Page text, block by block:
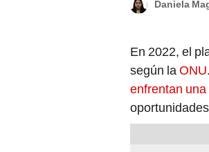
Daniela
En 2022, el
según la ONU
enfrentan